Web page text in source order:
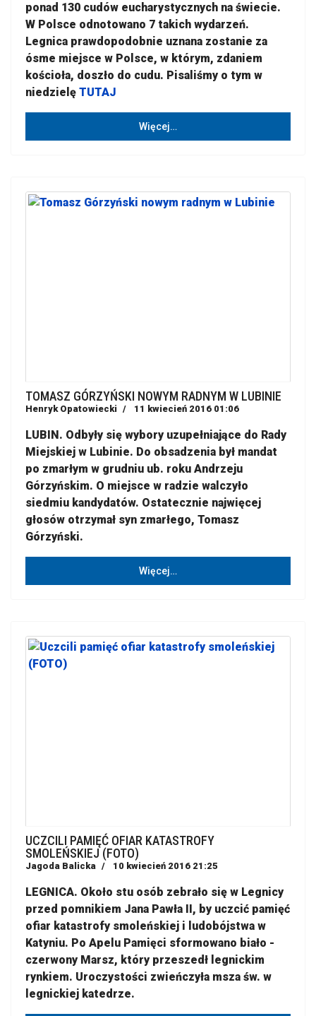
ponad 130 cudów eucharystycznych na świecie.
W Polsce odnotowano 7 takich wydarzeń.
Legnica prawdopodobnie uznana zostanie za
ósme miejsce w Polsce, w którym, zdaniem
kościoła, doszło do cudu. Pisaliśmy o tym w
niedzielę TUTAJ
Więcej…
TOMASZ GÓRZYŃSKI NOWYM RADNYM W LUBINIE
Henryk Opatowiecki 11 kwiecień 2016 01:06
LUBIN. Odbyły się wybory uzupełniające do Rady
Miejskiej w Lubinie. Do obsadzenia był mandat
po zmarłym w grudniu ub. roku Andrzeju
Górzyńskim. O miejsce w radzie walczyło
siedmiu kandydatów. Ostatecznie najwięcej
głosów otrzymał syn zmarłego, Tomasz
Górzyński.
Więcej…
UCZCILI PAMIĘĆ OFIAR KATASTROFY
SMOLEŃSKIEJ (FOTO)
Jagoda Balicka 10 kwiecień 2016 21:25
LEGNICA. Około stu osób zebrało się w Legnicy
przed pomnikiem Jana Pawła II, by uczcić pamięć
ofiar katastrofy smoleńskiej i ludobójstwa w
Katyniu. Po Apelu Pamięci sformowano biało -
czerwony Marsz, który przeszedł legnickim
rynkiem. Uroczystości zwieńczyła msza św. w
legnickiej katedrze.